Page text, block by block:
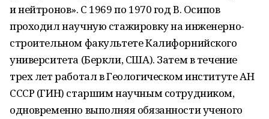
и нейтронов». С 1969 по 1970 год В. Осипов
проходил научную стажировку на инженерно-
строительном факультете Калифорнийского
университета (Беркли, США). Затем в течение
трех лет работал в Геологическом институте АН
СССР (ГИН) старшим научным сотрудником,
одновременно выполняя обязанности ученого